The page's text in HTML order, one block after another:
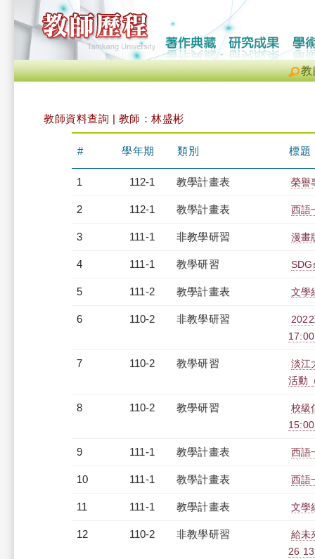
教
教師資料查詢 | 教師：林盛彬
# 學年期 類別 標題
1 112-1 教學計畫表 榮譽
2 112-1 教學計畫表 西語
3 111-1 非教學研習 漫畫
4 111-1 教學研習
5 111-2 教學計畫表 文學
6 110-2 非教學研習
7 110-2 教學研習
淡江
活動
8 110-2 教學研習
校級
9 111-1 教學計畫表 西語
10 111-1 教學計畫表 西語
11 111-1 教學計畫表 文學
12 110-2 非教學研習
給未
26